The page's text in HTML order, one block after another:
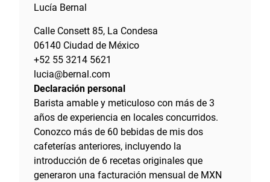
Lucía Bernal
Calle Consett 85, La Condesa
06140 Ciudad de México
+52 55 3214 5621
lucia@bernal.com
Declaración personal
Barista amable y meticuloso con más de 3
años de experiencia en locales concurridos.
Conozco más de 60 bebidas de mis dos
cafeterías anteriores, incluyendo la
introducción de 6 recetas originales que
generaron una facturación mensual de MXN